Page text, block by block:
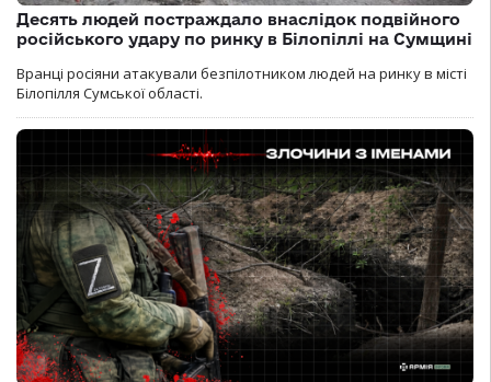
Десять людей постраждало внаслідок подвійного
російського удару по ринку в Білопіллі на Сумщині
Вранці росіяни атакували безпілотником людей на ринку в місті
Білопілля Сумської області.